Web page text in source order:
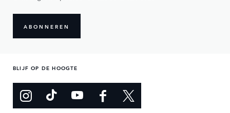
ABONNEREN
BLIJF OP DE HOOGTE